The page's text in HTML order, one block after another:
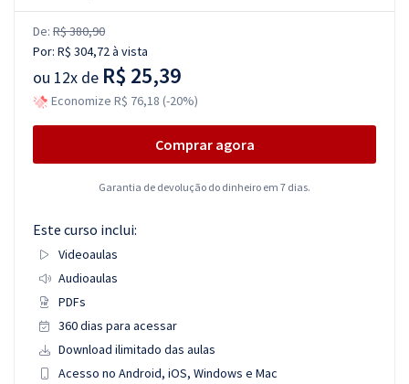
De: R$ 380,90
Por: R$ 304,72à vista
ou 12x de R$ 25,39
Economize R$ 76,18 (-20%)
Comprar agora
Garantia de devolução do dinheiro em 7 dias.
Este curso inclui:
Videoaulas
Audioaulas
PDFs
360 dias para acessar
Download ilimitado das aulas
Acesso no Android, iOS, Windows e Mac